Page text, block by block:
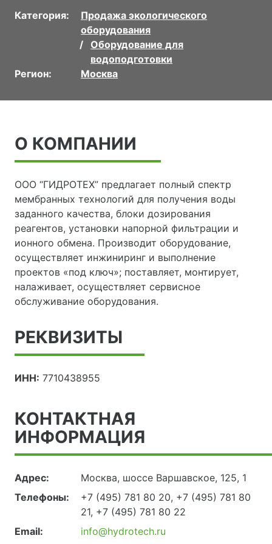
Категория:
Продажа экологического
оборудования
Оборудование для
водоподготовки
Регион:
Москва
О КОМПАНИИ
ООО “ГИДРОТЕХ” предлагает полный спектр
мембранных технологий для получения воды
заданного качества, блоки дозирования
реагентов, установки напорной фильтрации и
ионного обмена. Производит оборудование,
осуществляет инжиниринг и выполнение
проектов «под ключ»; поставляет, монтирует,
налаживает, осуществляет сервисное
обслуживание оборудования.
РЕКВИЗИТЫ
ИНН: 7710438955
КОНТАКТНАЯ
ИНФОРМАЦИЯ
Адрес:
Москва, шоссе Варшавское, 125, 1
Телефоны:
+7 (495) 781 80 20, +7 (495) 781 80
21, +7 (495) 781 80 22
Email:
info@hydrotech.ru